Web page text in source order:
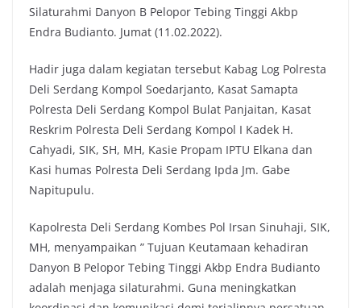
Silaturahmi Danyon B Pelopor Tebing Tinggi Akbp
Endra Budianto. Jumat (11.02.2022).
Hadir juga dalam kegiatan tersebut Kabag Log Polresta
Deli Serdang Kompol Soedarjanto, Kasat Samapta
Polresta Deli Serdang Kompol Bulat Panjaitan, Kasat
Reskrim Polresta Deli Serdang Kompol I Kadek H.
Cahyadi, SIK, SH, MH, Kasie Propam IPTU Elkana dan
Kasi humas Polresta Deli Serdang Ipda Jm. Gabe
Napitupulu.
Kapolresta Deli Serdang Kombes Pol Irsan Sinuhaji, SIK,
MH, menyampaikan ” Tujuan Keutamaan kehadiran
Danyon B Pelopor Tebing Tinggi Akbp Endra Budianto
adalah menjaga silaturahmi. Guna meningkatkan